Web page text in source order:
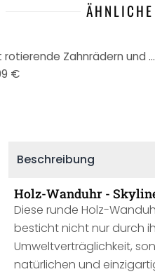
XL Steampunk Wanduhr im mit rotierende Zahnrädern und römischen Ziffern | Ø46 cm
€
Beschreibung
Holz-Wanduhr -
Diese runde Holz-
besticht nicht nur durch
Umweltverträglichkeit,
natürlichen und